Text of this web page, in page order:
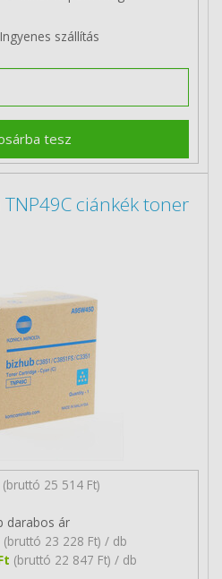
Ingyenes szállítás
tesz
ciánkék toner
(bruttó 25 514 Ft)
darabos ár
(bruttó 23 228 Ft) / db
(bruttó 22 847 Ft) / db